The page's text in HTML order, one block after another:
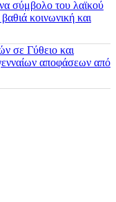
σύμβολο του λαϊκού
κοινωνική και
σε Γύθειο και
αποφάσεων από